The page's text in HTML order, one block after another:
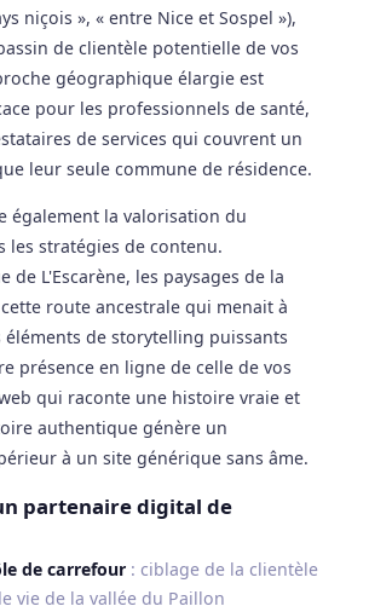
niçois », « entre Nice et Sospel »),
de clientèle potentielle de vos
géographique élargie est
pour les professionnels de santé,
de services qui couvrent un
leur seule commune de résidence.
également la valorisation du
les stratégies de contenu.
de L'Escarène, les paysages de la
route ancestrale qui menait à
de storytelling puissants
présence en ligne de celle de vos
qui raconte une histoire vraie et
authentique génère un
à un site générique sans âme.
partenaire digital de
de carrefour : ciblage de la clientèle
vie de la vallée du Paillon